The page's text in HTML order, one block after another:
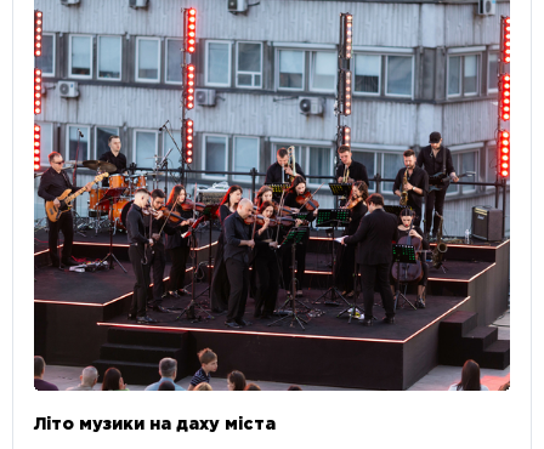
Літо музики на даху міста